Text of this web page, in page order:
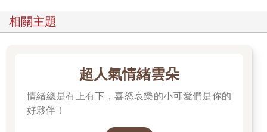
相關主題
超人氣情緒雲朵
情緒總是有上有下，喜怒哀樂的小可愛們是你的
好夥伴！